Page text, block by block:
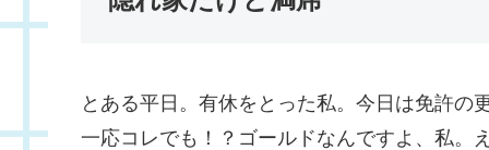
とある平日。有休をとった私。今日は免許の
一応コレでも！？ゴールドなんですよ、私。